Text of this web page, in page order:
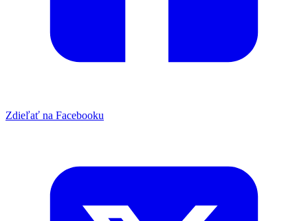
Zdieľať na Facebooku